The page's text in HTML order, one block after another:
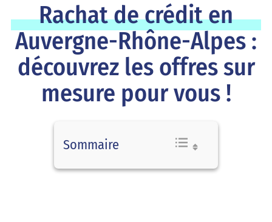
Rachat de crédit en
Auvergne-Rhône-Alpes :
découvrez les offres sur
mesure pour vous !
Sommaire